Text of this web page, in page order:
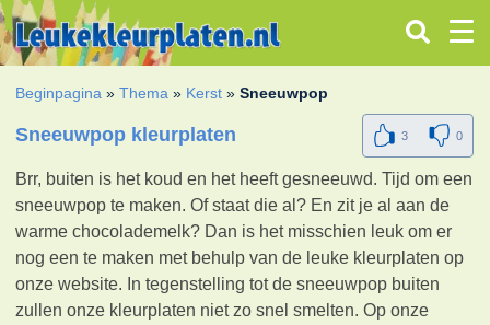
Beginpagina »Thema » Kerst »Sneeuwpop
Sneeuwpop kleurplaten 3 0
Brr, buiten is het koud en het heeft gesneeuwd. Tijd om een
sneeuwpop te maken. Of staat die al? En zit je al aan de
warme chocolademelk? Dan is het misschien leuk om er
nog een te maken met behulp van de leuke kleurplaten op
onze website. In tegenstelling tot de sneeuwpop buiten
zullen onze kleurplaten niet zo snel smelten. Op onze